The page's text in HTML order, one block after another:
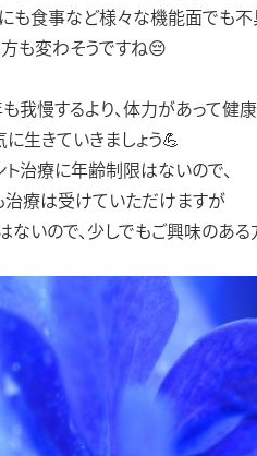
も食事など様々な機能面でも
も変わそうですね😔
我慢するより、体力があって健
生きていきましょう💪
ト治療に年齢制限はないので、
治療は受けていただけますが
ないので、少しでもご興味のあ